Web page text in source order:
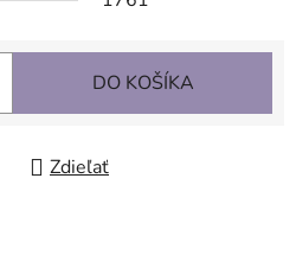
DO KOŠÍKA
Zdieľať